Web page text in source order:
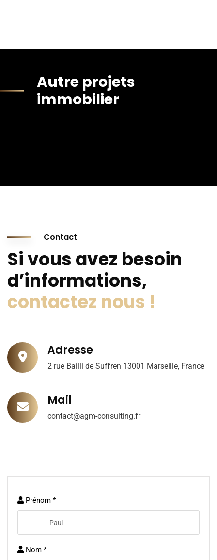
Autre projets
immobilier
Contact
Si vous avez besoin
d’informations,
contactez nous !
Adresse
2 rue Bailli de Suffren 13001 Marseille, France
Mail
contact@agm-consulting.fr
Prénom *
Nom *